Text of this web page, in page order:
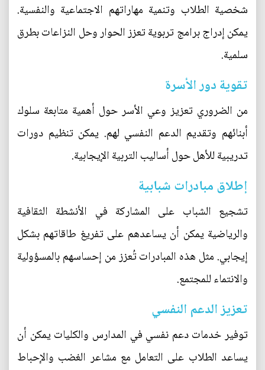
شخصية الطلاب وتنمية مهاراتهم الاجتماعية والنفسية.
يمكن إدراج برامج تربوية تعزز الحوار وحل النزاعات بطرق
سلمية.
تقوية دور الأسرة
من الضروري تعزيز وعي الأسر حول أهمية متابعة سلوك
أبنائهم وتقديم الدعم النفسي لهم. يمكن تنظيم دورات
تدريبية للأهل حول أساليب التربية الإيجابية.
إطلاق مبادرات شبابية
تشجيع الشباب على المشاركة في الأنشطة الثقافية
والرياضية يمكن أن يساعدهم على تفريغ طاقاتهم بشكل
إيجابي. مثل هذه المبادرات تُعزز من إحساسهم بالمسؤولية
والانتماء للمجتمع.
تعزيز الدعم النفسي
توفير خدمات دعم نفسي في المدارس والكليات يمكن أن
يساعد الطلاب على التعامل مع مشاعر الغضب والإحباط